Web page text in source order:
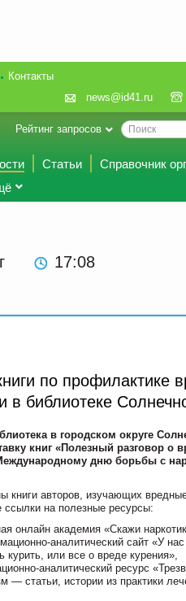
Контакты
news@id41.ru
Рейтинг запросов
Статьи
Справочник
г 17:08
по профилактике
в библиотеке
в городском округе
книг «Полезный разговор о
дню борьбы с
книги авторов, изучающих
ссылки на полезные ресурсы:
онлайн академия «Скажи
аналитический сайт «У нас
курить, или все о вреде курения»,
аналитический ресурс
— статьи, истории из практики